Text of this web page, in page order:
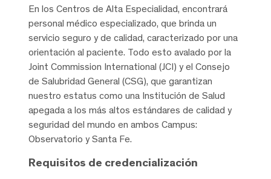
En los Centros de Alta Especialidad, encontrará
personal médico especializado, que brinda un
servicio seguro y de calidad, caracterizado por una
orientación al paciente. Todo esto avalado por la
Joint Commission International (JCI) y el Consejo
de Salubridad General (CSG), que garantizan
nuestro estatus como una Institución de Salud
apegada a los más altos estándares de calidad y
seguridad del mundo en ambos Campus:
Observatorio y Santa Fe.
Requisitos de credencialización